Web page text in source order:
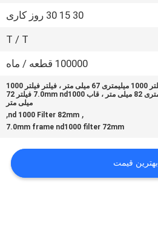
30 15 30 روز کاری
T / T
100000 قطعه / ماه
فیلتر 1000 میلیمتری 67 میلی متر ، فیلتر فیلتر 1000
میلیمتری 82 میلی متر ، قاب 7.0mm nd1000 فیلتر 72
میلی متر
,
nd 1000 Filter 82mm
,
7.0mm frame nd1000 filter 72mm
بهترین قیمت